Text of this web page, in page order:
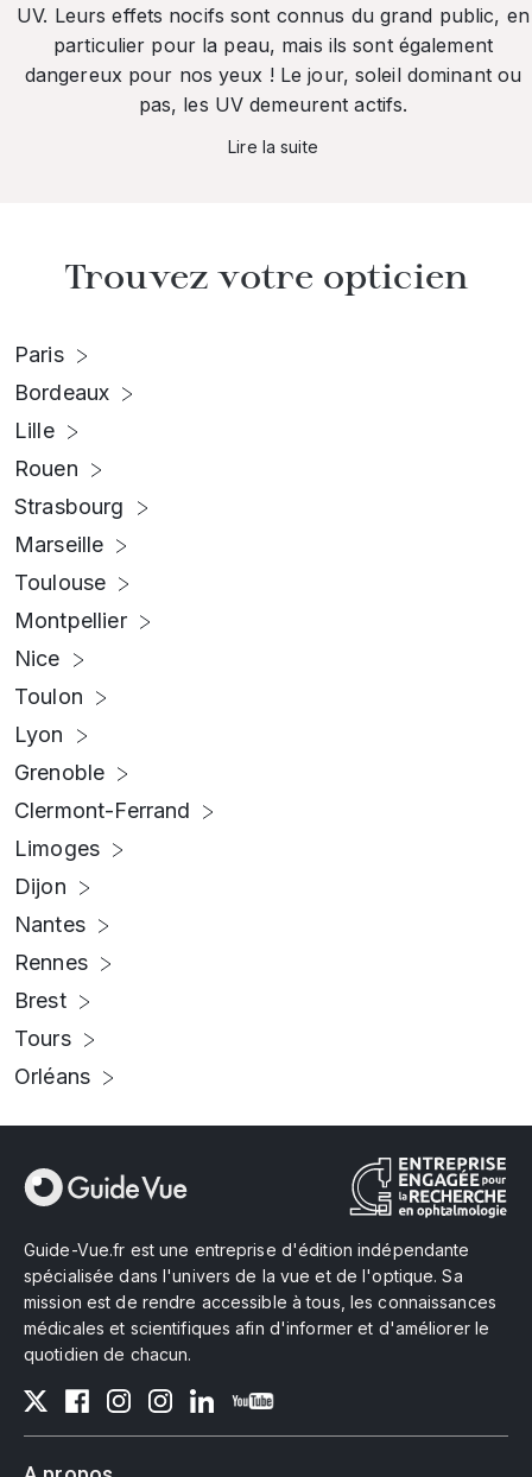
UV. Leurs effets nocifs sont connus du grand public, en
particulier pour la peau, mais ils sont également
dangereux pour nos yeux ! Le jour, soleil dominant ou
pas, les UV demeurent actifs.
Lire la suite
Trouvez votre opticien
Paris
Bordeaux
Lille
Rouen
Strasbourg
Marseille
Toulouse
Montpellier
Nice
Toulon
Lyon
Grenoble
Clermont-Ferrand
Limoges
Dijon
Nantes
Rennes
Brest
Tours
Orléans
Guide-Vue.fr est une entreprise d'édition indépendante
spécialisée dans l'univers de la vue et de l'optique. Sa
mission est de rendre accessible à tous, les connaissances
médicales et scientifiques afin d'informer et d'améliorer le
quotidien de chacun.